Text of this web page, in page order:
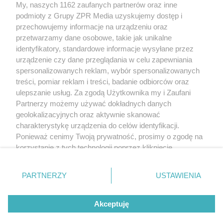
Żaden utwór zamieszczony w serwisie nie może być powielany i
rozpowszechniany lub dalej rozpowszechniany w jakikolwiek sposób (w
tym także elektroniczny lub mechaniczny) na jakimkolwiek polu
eksploatacji w jakiejkolwiek formie, włącznie z umieszczaniem w Internecie
bez pisemnej zgody właściciela praw. Jakiekolwiek użycie lub
wykorzystanie utworów w całości lub w części z naruszeniem prawa, tzn.
bez właściwej zgody, jest zabronione pod groźbą kary i może być ścigane
prawnie.
O nas
My, naszych 1162 zaufanych partnerów oraz inne
podmioty z Grupy ZPR Media uzyskujemy dostęp i
przechowujemy informacje na urządzeniu oraz
przetwarzamy dane osobowe, takie jak unikalne
identyfikatory, standardowe informacje wysyłane przez
urządzenie czy dane przeglądania w celu zapewniania
spersonalizowanych reklam, wybór spersonalizowanych
treści, pomiar reklam i treści, badanie odbiorców oraz
ulepszanie usług. Za zgodą Użytkownika my i Zaufani
Partnerzy możemy używać dokładnych danych
geolokalizacyjnych oraz aktywnie skanować
charakterystykę urządzenia do celów identyfikacji.
Ponieważ cenimy Twoją prywatność, prosimy o zgodę na
korzystanie z tych technologii poprzez kliknięcie
zmienić/wycofać klikając przycisk ustawień prywatności
znajdujący się w lewym dolnym rogu strony
rodzaje przetwarzania danych nie wymagają zgody
użytkownika, ale masz prawo sprzeciwić się takiemu
przetwarzaniu. Preferencje będą miały zastosowanie tylko
PARTNERZY USTAWIENIA
Akceptuję